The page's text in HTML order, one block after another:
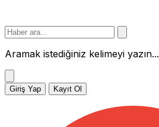
Aramak istediğiniz kelimeyi yazın...
Giriş Yap Kayıt Ol